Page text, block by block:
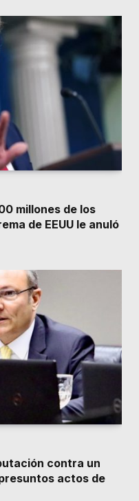
millones de los
de EEUU le anuló
contra un
actos de